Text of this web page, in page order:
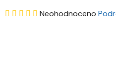
Průměrné
Neohodnoceno